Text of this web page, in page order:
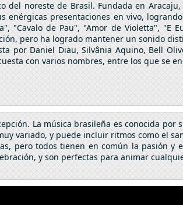
noreste de Brasil. Fundada en Aracaju,
enérgicas presentaciones en vivo,
"Cavalo de Pau", "Amor de Violetta", "E
pero ha logrado mantener un sonido
por Daniel Diau, Silvânia Aquino, Bell
con varios nombres, entre los que se
La música brasileña es conocida por
variado, y puede incluir ritmos como el
pero todos tienen en común la pasión y
y son perfectas para animar